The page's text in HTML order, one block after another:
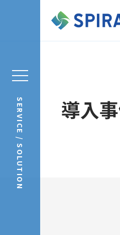
SERVICE / SOLUTION 導入